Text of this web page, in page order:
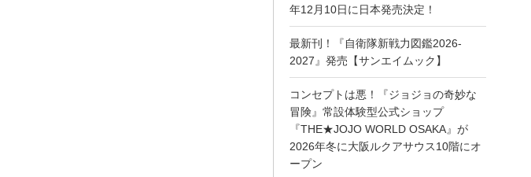
年12月10日に日本発売決定！
最新刊！『自衛隊新戦力図鑑2026-
2027』発売【サンエイムック】
コンセプトは悪！『ジョジョの奇妙な
冒険』常設体験型公式ショップ
『THE★JOJO WORLD OSAKA』が
2026年冬に大阪ルクアサウス10階にオ
ープン